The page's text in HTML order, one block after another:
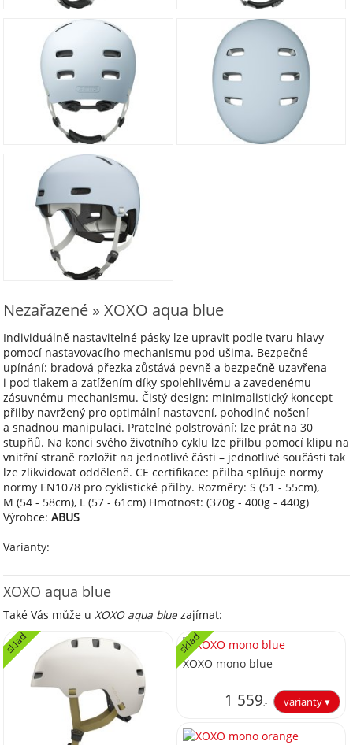
Nezařazené » XOXO aqua blue
Individuálně nastavitelné pásky lze upravit podle tvaru hlavy
pomocí nastavovacího mechanismu pod ušima. Bezpečné
upínání: bradová přezka zůstává pevně a bezpečně uzavřena
i pod tlakem a zatížením díky spolehlivému a zavedenému
zásuvnému mechanismu. Čistý design: minimalistický koncept
přilby navržený pro optimální nastavení, pohodlné nošení
a snadnou manipulaci. Pratelné polstrování: lze prát na 30
stupňů. Na konci svého životního cyklu lze přilbu pomocí klipu na
vnitřní straně rozložit na jednotlivé části – jednotlivé součásti tak
lze zlikvidovat odděleně. CE certifikace: přilba splňuje normy
normy EN1078 pro cyklistické přilby. Rozměry: S (51 - 55cm),
M (54 - 58cm), L (57 - 61cm) Hmotnost: (370g - 400g - 440g)
Výrobce:ABUS
Varianty:
XOXO aqua blue
Také Vás může uXOXO aqua blue zajímat:
sklad
XOXO mono blue
sklad
1 559 ,-